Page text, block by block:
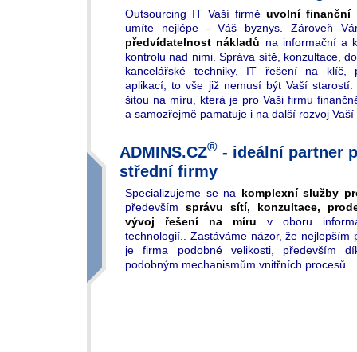
Outsourcing IT Vaší firmě uvolní finanční
umíte nejlépe - Váš byznys. Zároveň
předvídatelnost nákladů na informační a
kontrolu nad nimi. Správa sítě, konzultace,
kancelářské techniky, IT řešení na klíč,
aplikací, to vše již nemusí být Vaší starostí.
šitou na míru, která je pro Vaši firmu
a samozřejmě pamatuje i na další rozvoj Vaší
ADMINS.CZ® - ideální partner
střední firmy
Specializujeme se na komplexní služby
především správu sítí, konzultace,
vývoj řešení na míru v oboru
technologií.. Zastáváme názor, že nejlepším
je firma podobné velikosti, především
podobným mechanismům vnitřních procesů.